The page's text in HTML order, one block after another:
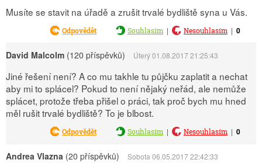
Musíte se stavit na úřadě a zrušit trvalé bydliště syna u Vás.
Odpovědět Souhlasím | Nesouhlasím | 0
David Malcolm (120 příspěvků) Úterý 01.08.2017 21:25:43
Jiné řešení není? A co mu takhle tu půjčku zaplatit a nechat
aby mi to splácel? Pokud to není nějaký neřád, ale nemůže
splácet, protože třeba přišel o práci, tak proč bych mu hned
měl rušit trvalé bydliště? To je blbost.
Odpovědět Souhlasím | Nesouhlasím | 0
Andrea Vlazna (20 příspěvků) Sobota 06.05.2017 22:42:33